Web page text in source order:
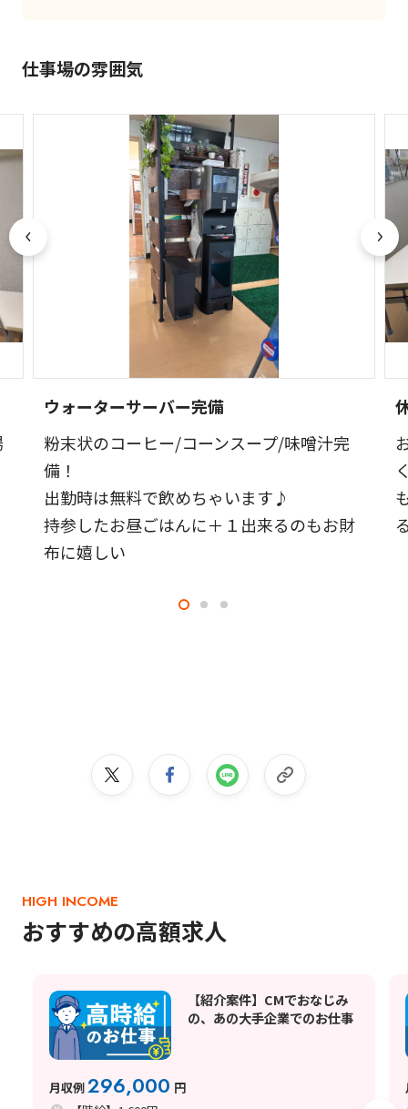
仕事場の雰囲気
ウォーターサーバー完備
粉末状のコーヒー/コーンスープ/味噌汁完
備！
出勤時は無料で飲めちゃいます♪
持参したお昼ごはんに＋１出来るのもお財
布に嬉しい
HIGH INCOME
おすすめの高額求人
【紹介案件】CMでおなじみ
の、あの大手企業でのお仕事
月収例296,000 円